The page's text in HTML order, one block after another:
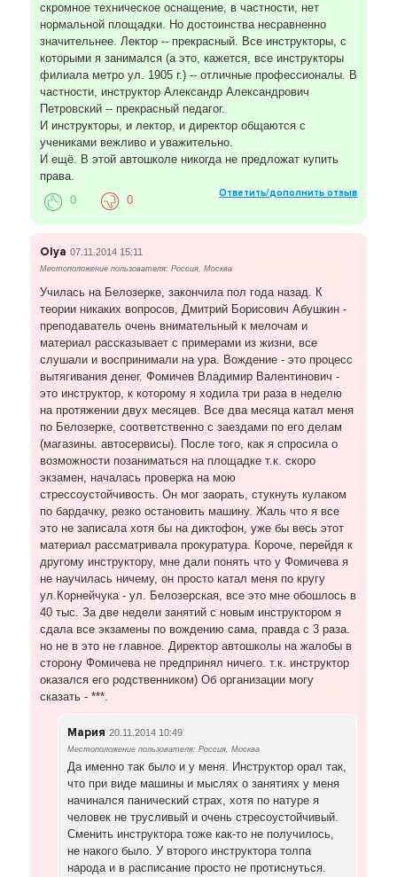
скромное техническое оснащение, в частности, нет
нормальной площадки. Но достоинства несравненно
значительнее. Лектор -- прекрасный. Все инструкторы, с
которыми я занимался (а это, кажется, все инструкторы
филиала метро ул. 1905 г.) -- отличные профессионалы. В
частности, инструктор Александр Александрович
Петровский -- прекрасный педагог.
И инструкторы, и лектор, и директор общаются с
учениками вежливо и уважительно.
И ещё. В этой автошколе никогда не предложат купить
права.
Ответить/дополнить отзыв
0 0
Olya 07.11.2014 15:11
Местоположение пользователя: Россия, Москва
Училась на Белозерке, закончила пол года назад. К
теории никаких вопросов, Дмитрий Борисович Абушкин -
преподаватель очень внимательный к мелочам и
материал рассказывает с примерами из жизни, все
слушали и воспринимали на ура. Вождение - это процесс
вытягивания денег. Фомичев Владимир Валентинович -
это инструктор, к которому я ходила три раза в неделю
на протяжении двух месяцев. Все два месяца катал меня
по Белозерке, соответственно с заездами по его делам
(магазины. автосервисы). После того, как я спросила о
возможности позаниматься на площадке т.к. скоро
экзамен, началась проверка на мою
стрессоустойчивость. Он мог заорать, стукнуть кулаком
по бардачку, резко остановить машину. Жаль что я все
это не записала хотя бы на диктофон, уже бы весь этот
материал рассматривала прокуратура. Короче, перейдя к
другому инструктору, мне дали понять что у Фомичева я
не научилась ничему, он просто катал меня по кругу
ул.Корнейчука - ул. Белозерская, все это мне обошлось в
40 тыс. За две недели занятий с новым инструктором я
сдала все экзамены по вождению сама, правда с 3 раза.
но не в это не главное. Директор автошколы на жалобы в
сторону Фомичева не предпринял ничего. т.к. инструктор
оказался его родственником) Об организации могу
сказать - ***.
Мария 20.11.2014 10:49
Местоположение пользователя: Россия, Москва
Да именно так было и у меня. Инструктор орал так,
что при виде машины и мыслях о занятиях у меня
начинался панический страх, хотя по натуре я
человек не трусливый и очень стресоустойчивый.
Сменить инструктора тоже как-то не получилось,
не накого было. У второго инструктора толпа
народа и в расписание просто не протиснуться.